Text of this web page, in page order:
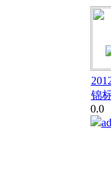
锦
0.0